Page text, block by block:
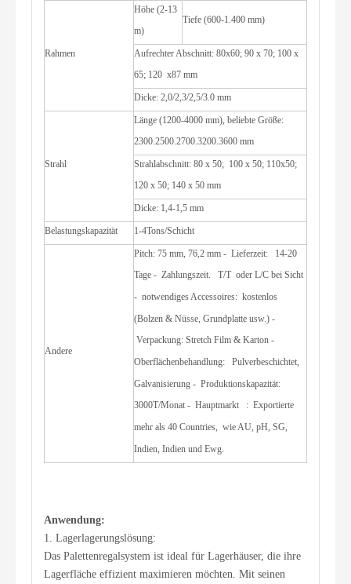
Rahmen
Höhe (2-13
m)
Tiefe (600-1.400 mm)
Aufrechter Abschnitt: 80x60; 90 x 70; 100 x
65; 120 x87 mm
Dicke: 2,0/2,3/2,5/3.0 mm
Strahl
Länge (1200-4000 mm), beliebte Größe:
2300.2500.2700.3200.3600 mm
Strahlabschnitt: 80 x 50; 100 x 50; 110x50;
120 x 50; 140 x 50 mm
Dicke: 1,4-1,5 mm
Belastungskapazität 1-4Tons/Schicht
Andere
Pitch: 75 mm, 76,2 mm - Lieferzeit: 14-20
Tage - Zahlungszeit. T/T oder L/C bei Sicht
- notwendiges Accessoires: kostenlos
(Bolzen & Nüsse, Grundplatte usw.) -
Verpackung: Stretch Film & Karton -
Oberflächenbehandlung: Pulverbeschichtet,
Galvanisierung - Produktionskapazität:
3000T/Monat - Hauptmarkt : Exportierte
mehr als 40 Countries, wie AU, pH, SG,
Indien, Indien und Ewg.
Anwendung:
1. Lagerlagerungslösung:
Das Palettenregalsystem ist ideal für Lagerhäuser, die ihre
Lagerfläche effizient maximieren möchten. Mit seinen